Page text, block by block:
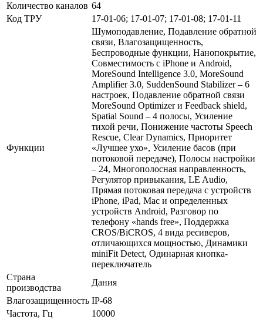
Количество каналов 64
Код ТРУ
17-01-06; 17-01-07; 17-01-08; 17-01-11
Функции
Шумоподавление, Подавление обратной
связи, Влагозащищенность,
Беспроводные функции, Нанопокрытие,
Совместимость с iPhone и Android,
MoreSound Intelligence 3.0, MoreSound
Amplifier 3.0, SuddenSound Stabilizer – 6
настроек, Подавление обратной связи
MoreSound Optimizer и Feedback shield,
Spatial Sound – 4 полосы, Усиление
тихой речи, Понижение частоты Speech
Rescue, Clear Dynamics, Приоритет
«Лучшее ухо», Усиление басов (при
потоковой передаче), Полосы настройки
– 24, Многополосная направленность,
Регулятор привыкания, LE Audio,
Прямая потоковая передача с устройств
iPhone, iPad, Mac и определенных
устройств Android, Разговор по
телефону «hands free», Поддержка
CROS/BiCROS, 4 вида ресиверов,
отличающихся мощностью, Динамики
miniFit Detect, Одинарная кнопка-
переключатель
Страна
производства
Дания
Влагозащищенность IP-68
Частота, Гц
10000